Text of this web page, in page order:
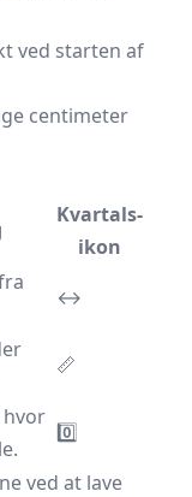
ved starten af
centimeter
Kvartals-
ikon
↔️
📏
hvor
0️⃣
ved at lave